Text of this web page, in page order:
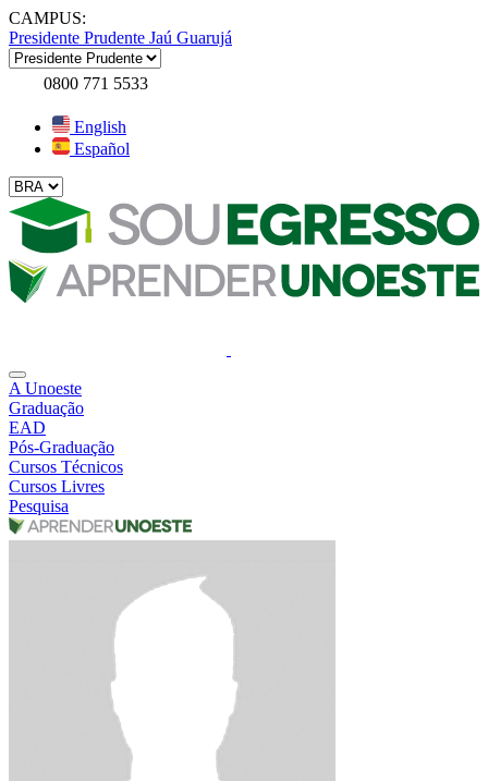
CAMPUS:
Presidente Prudente Jaú Guarujá
0800 771 5533
English
Español
A Unoeste
Graduação
EAD
Pós-Graduação
Cursos Técnicos
Cursos Livres
Pesquisa